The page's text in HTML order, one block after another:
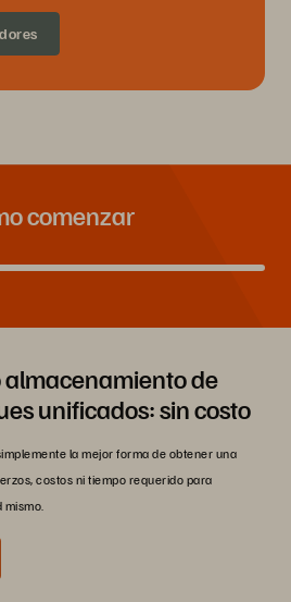
comenzar
almacenamiento de
unificados: sin costo
la mejor forma de obtener una
costos ni tiempo requerido para